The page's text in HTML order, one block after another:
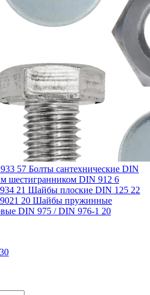
57 Болты сантехнические DIN
шестигранником DIN 912 6
21 Шайбы плоские DIN 125 22
20 Шайбы пружинные
DIN 975 / DIN 976-1 20